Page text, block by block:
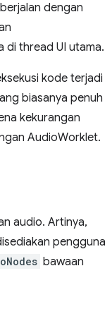
dengan
di thread UI utama.
kode terjadi
biasanya penuh
kekurangan
AudioWorklet.
audio. Artinya,
pengguna
bawaan